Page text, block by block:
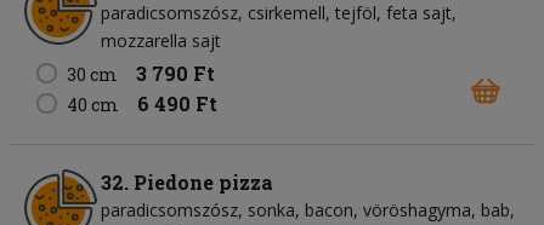
paradicsomszósz csirkemell tejföl feta sajt
mozzarella sajt
30 cm
3 790 Ft
40 cm 6 490 Ft
32. Piedone pizza
paradicsomszósz sonka bacon vöröshagyma bab